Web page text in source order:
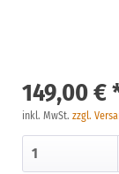
149,00 €
inkl. MwSt. zzgl.